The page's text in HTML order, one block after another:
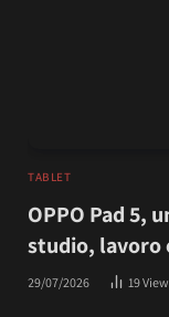
TABLET
OPPO Pad 5,
studio, lavoro
29/07/2026 19